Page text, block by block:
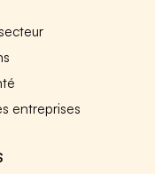
entreprises